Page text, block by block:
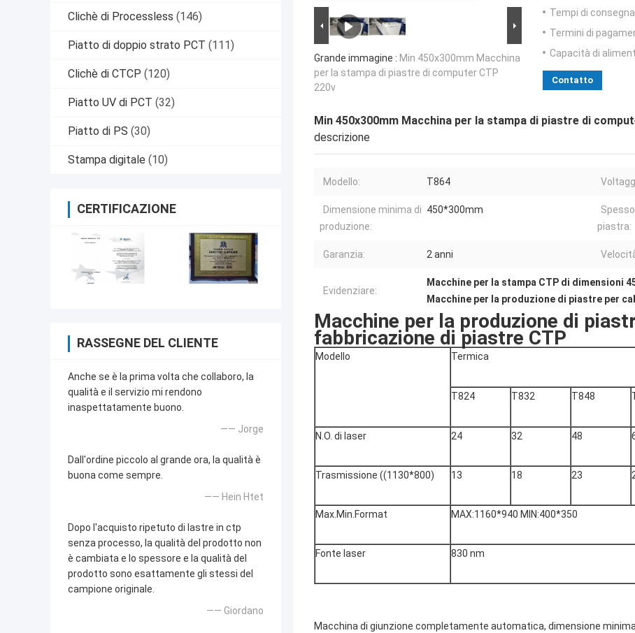
Clichè di Processless (146)
Piatto di doppio strato PCT (111)
Clichè di CTCP (120)
Piatto UV di PCT (32)
Piatto di PS (30)
Stampa digitale (10)
CERTIFICAZIONE
RASSEGNE DEL CLIENTE
Anche se è la prima volta che collaboro, la
qualità e il servizio mi rendono
inaspettatamente buono.
—— Jorge
Dall'ordine piccolo al grande ora, la qualità è
buona come sempre.
—— Hein Htet
Dopo l'acquisto ripetuto di lastre in ctp
senza processo, la qualità del prodotto non
è cambiata e lo spessore e la qualità del
prodotto sono esattamente gli stessi del
campione originale.
—— Giordano
Grande immagine : Min 450x300mm Macchina
per la stampa di piastre di computer CTP
220v
Tempi di
Termini di
Capacità di
Contatto
Min 450x300mm Macchina per la stampa di piastre di
descrizione
Modello: T864
Dimensione minima di
produzione:
450*300mm
piastra:
Garanzia: 2 anni
Evidenziare:
Macchine per la stampa CTP di dimensioni
Macchine per la produzione di piastre per
Macchine per la produzione di
fabbricazione di piastre CTP
Modello Termica
T824 T832 T848
N.O. di laser 24 32 48
Trasmissione ((1130*800) 13 18 23
Max.Min.Format MAX:1160*940 MIN:400*350
Fonte laser 830 nm
Macchina di giunzione completamente automatica, dimensione